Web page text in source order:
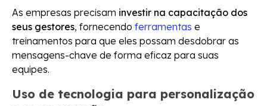
As empresas precisam investir na capacitação dos
seus gestores, fornecendo ferramentas e
treinamentos para que eles possam desdobrar as
mensagens-chave de forma eficaz para suas
equipes.
Uso de tecnologia para personalização